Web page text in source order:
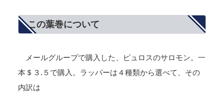
この葉巻について
メールグループで購入した、ピュロスのサロモン。一
本＄３.５で購入。ラッパーは４種類から選べて、その
内訳は